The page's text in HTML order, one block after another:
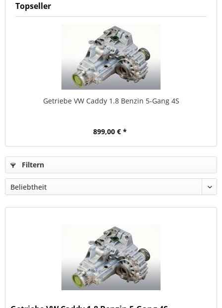
Topseller
Getriebe VW Caddy 1.8 Benzin 5-Gang 4S
899,00 € *
Filtern